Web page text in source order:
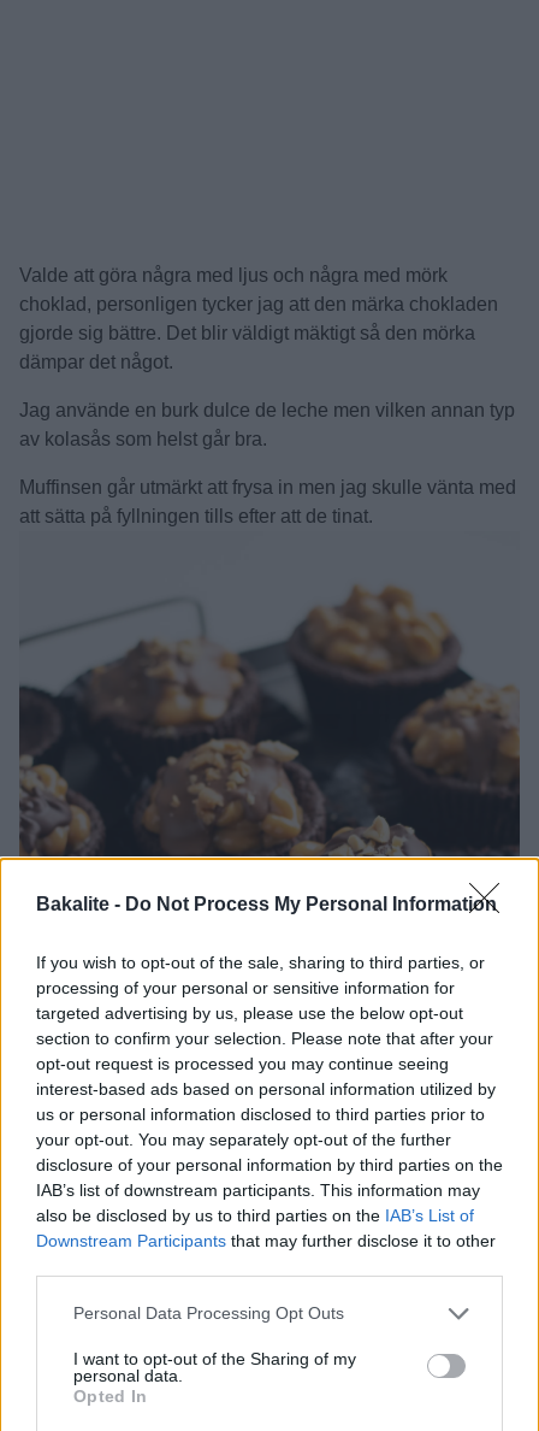
Bakalite - Do Not Process My Personal Information
If you wish to opt-out of the sale, sharing to third parties, or
processing of your personal or sensitive information for
targeted advertising by us, please use the below opt-out
section to confirm your selection. Please note that after your
opt-out request is processed you may continue seeing
interest-based ads based on personal information utilized by
us or personal information disclosed to third parties prior to
your opt-out. You may separately opt-out of the further
disclosure of your personal information by third parties on the
IAB’s list of downstream participants. This information may
also be disclosed by us to third parties on the IAB’s List of
Downstream Participants that may further disclose it to other
Personal Data Processing Opt Outs
I want to opt-out of the Sharing of my
personal data.
Opted In
Valde att göra några med ljus och några med mörk
choklad, personligen tycker jag att den märka chokladen
gjorde sig bättre. Det blir väldigt mäktigt så den mörka
dämpar det något.
Jag använde en burk dulce de leche men vilken annan typ
av kolasås som helst går bra.
Muffinsen går utmärkt att frysa in men jag skulle vänta med
att sätta på fyllningen tills efter att de tinat.
Kladdkakemuffins med jordnötskola
8-10 st
Muffins: